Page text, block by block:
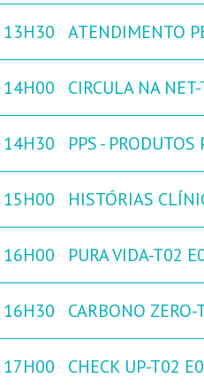
13H30 ATENDIMENTO
14H00 CIRCULA NA
14H30 PPS -
15H00 HISTÓRIAS
16H00 PURA VIDA-T02
16H30 CARBONO
17H00 CHECK UP-T02